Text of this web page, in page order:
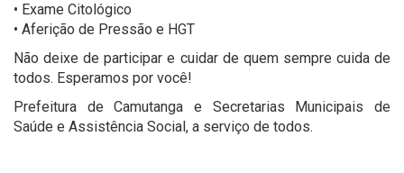
• Exame Citológico
• Aferição de Pressão e HGT
Não deixe de participar e cuidar de quem sempre cuida de
todos. Esperamos por você!
Prefeitura de Camutanga e Secretarias Municipais de
Saúde e Assistência Social, a serviço de todos.